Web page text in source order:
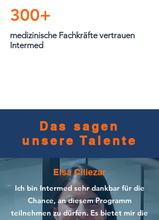
300+
medizinische Fachkräfte vertrauen
Intermed
Das sagen
unsere Talente
Elsa Ciliezar
Ich bin Intermed sehr dankbar für die
Chance, an diesem Programm
teilnehmen zu dürfen. Es bietet mir die